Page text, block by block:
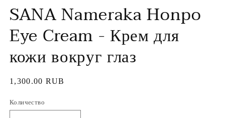
в
модальном
окне
SANA Nameraka Honpo
Eye Cream - Крем для
кожи вокруг глаз
Обычная
1,300.00 RUB
Количество